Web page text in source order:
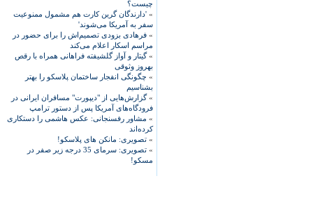
چیست؟
» 'دارندگان گرین کارت هم مشمول ممنوعیت
سفر به آمریکا می‌شوند'
» فرهادی بزودی تصمیم‌اش را برای حضور در
مراسم اسکار اعلام می‌کند
»گیتار و آواز گلشیفته فراهانی همراه با رقص
بهروز وثوقی
» چگونگی انفجار ساختمان پلاسکو را بهتر
بشناسیم
»گزارش‌هایی از "دیپورت" مسافران ایرانی در
فرودگاه‌های آمریکا پس از دستور ترامپ
» مشاور رفسنجانی: عکس هاشمی را دستکاری
کرده‌اند
» تصویری: مانکن های پلاسکو!
»
تصویری: سرمای 35 درجه زیر صفر در
مسکو!